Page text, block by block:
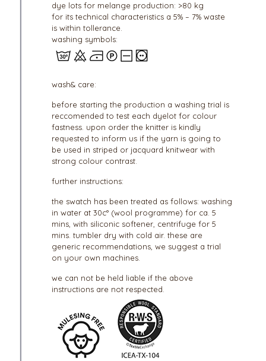
dye lots for melange production: >80 kg
for its technical characteristics a 5% – 7% waste
is within tollerance.
washing symbols:
wash& care:
before starting the production a washing trial is
reccomended to test each dyelot for colour
fastness. upon order the knitter is kindly
requested to inform us if the yarn is going to
be used in striped or jacquard knitwear with
strong colour contrast.
further instructions:
the swatch has been treated as follows: washing
in water at 30c° (wool programme) for ca. 5
mins, with siliconic softener, centrifuge for 5
mins. tumbler dry with cold air. these are
generic recommendations, we suggest a trial
on your own machines.
we can not be held liable if the above
instructions are not respected.